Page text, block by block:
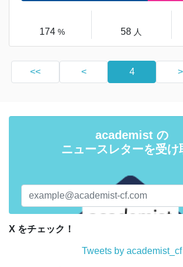
174 % 58 人
<< < 4 >
academist の
ニュースレターを受け
X をチェック！
Tweets by academist_cf